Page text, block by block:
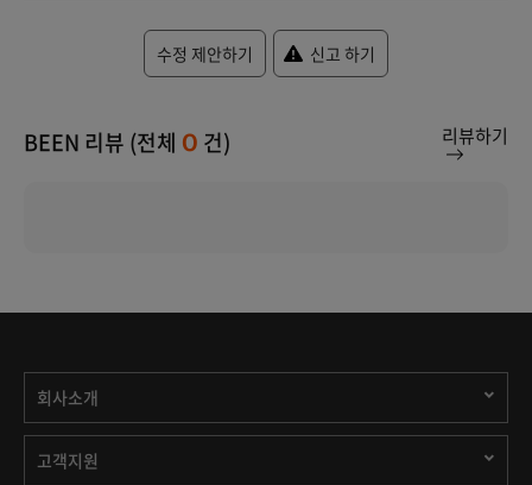
수정 제안하기 신고 하기
BEEN 리뷰 (전체 0 건) 리뷰하기
회사소개
고객지원